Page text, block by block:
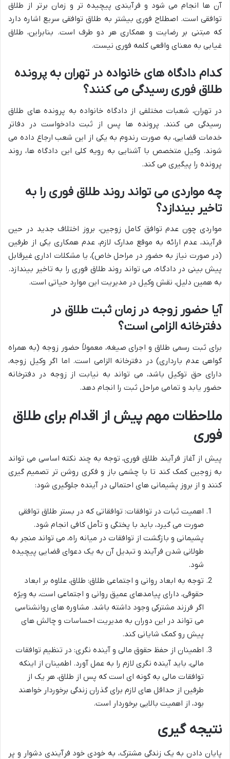
آن ها انجام می شود و فرآیندی پیچیده تر و زمان برتر از طلاق
توافقی است. اصطلاح فوری بیشتر به طلاق توافقی سریع اشاره دارد
که مبتنی بر رضایت و همکاری هر دو طرف است. بنابراین، طلاق
غیابی به معنای واقعی کلمه فوری نیست.
کدام دادگاه های خانواده در تهران به پرونده
طلاق فوری رسیدگی می کنند؟
در تهران، شعبات مختلفی از دادگاه خانواده به پرونده های طلاق
رسیدگی می کنند. پرونده ها پس از ثبت دادخواست در دفاتر
خدمات قضایی، به صورت رندوم به یکی از این شعب ارجاع داده می
شوند. وکیل متخصص با آشنایی به رویه کلی این دادگاه ها، روند
پرونده را پیگیری می کند.
چه مواردی می تواند روند طلاق فوری را به
تاخیر بیندازد؟
مواردی چون عدم توافق کامل زوجین، بروز اختلاف جدید در حین
فرآیند، عدم ارائه به موقع مدارک لازم، عدم همکاری یکی از طرفین
(در صورت نیاز به حضور در مراحل خاص)، یا مشکلات اداری غیرقابل
پیش بینی در دادگاه، می تواند روند طلاق فوری را به تاخیر بیندازد.
به همین دلیل، نقش وکیل در مدیریت این موارد حیاتی است.
آیا حضور زوجه در زمان ثبت طلاق در
دفترخانه الزامی است؟
برای ثبت رسمی طلاق و اجرای صیغه، معمولاً حضور زوجه (به همراه
گواهی عدم بارداری) در دفترخانه الزامی است. اما اگر وکیل زوجه،
دارای حق توکیل باشد، می تواند به نیابت از زوجه در دفترخانه
حضور یابد و تمامی مراحل ثبت را انجام دهد.
ملاحظات مهم پیش از اقدام برای طلاق
فوری
پیش از آغاز فرآیند طلاق فوری، توجه به چند نکته اساسی می تواند
به زوجین کمک کند تا با چشمی باز و فکری روشن تر تصمیم گیری
کنند و از بروز پشیمانی های احتمالی در آینده جلوگیری شود:
اهمیت ثبات در توافقات: توافقاتی که در بستر طلاق توافقی
صورت می گیرد، باید با پختگی و تأمل کافی انجام شود.
پشیمانی و بازگشت از توافقات در میانه راه، می تواند منجر به
طولانی شدن فرآیند و تبدیل آن به یک دعوای قضایی پیچیده
شود.
توجه به ابعاد روانی و اجتماعی طلاق: طلاق، علاوه بر ابعاد
حقوقی، دارای پیامدهای عمیق روانی و اجتماعی است، به ویژه
اگر فرزند مشترکی وجود داشته باشد. مشاوره های روانشناسی
می تواند در این دوران به مدیریت احساسات و چالش های
پیش رو کمک شایانی کند.
اطمینان از حفظ حقوق مالی و آینده نگری: در تنظیم توافقات
مالی، باید آینده نگری لازم را به عمل آورد. اطمینان از اینکه
توافقات مالی به گونه ای است که پس از طلاق، هر یک از
طرفین از حداقل های لازم برای گذران زندگی برخوردار خواهند
بود، از اهمیت بالایی برخوردار است.
نتیجه گیری
پایان دادن به یک زندگی مشترک، به خودی خود فرآیندی دشوار و پر